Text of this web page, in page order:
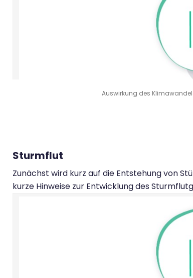
Auswirkung des
Sturmflut
Zunächst wird kurz auf die Entstehung von
kurze Hinweise zur Entwicklung des